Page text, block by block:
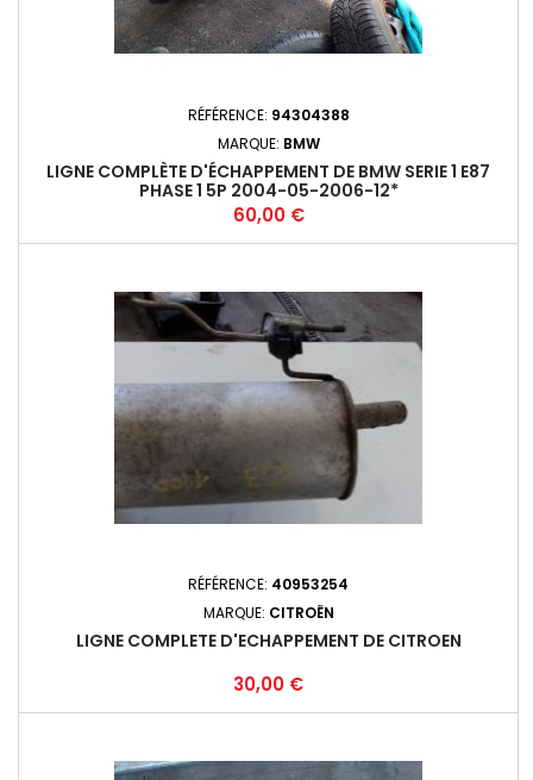
RÉFÉRENCE: 94304388
MARQUE: BMW
LIGNE COMPLÈTE D'ÉCHAPPEMENT DE BMW SERIE 1 E87
PHASE 1 5P 2004-05-2006-12*
Prix
60,00 €
RÉFÉRENCE: 40953254
MARQUE: CITROËN
LIGNE COMPLETE D'ECHAPPEMENT DE CITROEN
Prix
30,00 €